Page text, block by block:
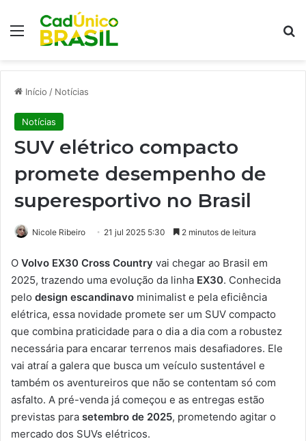
Menu
Início / Notícias
Notícias
SUV elétrico compacto
promete desempenho de
superesportivo no Brasil
Nicole Ribeiro 21 jul 2025 5:30 2 minutos de leitura
O Volvo EX30 Cross Country vai chegar ao Brasil em
2025, trazendo uma evolução da linha EX30. Conhecida
pelo design escandinavo minimalist e pela eficiência
elétrica, essa novidade promete ser um SUV compacto
que combina praticidade para o dia a dia com a robustez
necessária para encarar terrenos mais desafiadores. Ele
vai atraí a galera que busca um veículo sustentável e
também os aventureiros que não se contentam só com
asfalto. A pré-venda já começou e as entregas estão
previstas para setembro de 2025, prometendo agitar o
mercado dos SUVs elétricos.